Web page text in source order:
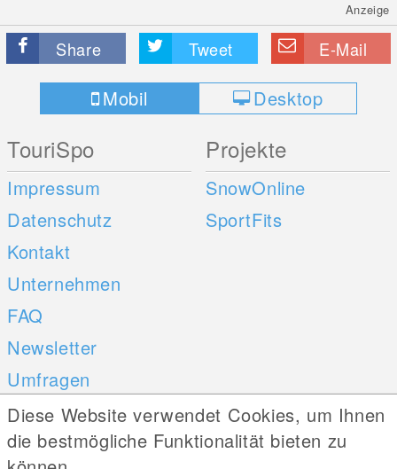
Anzeige
Share Tweet E-Mail
Mobil Desktop
TouriSpo
Impressum
Datenschutz
Kontakt
Unternehmen
FAQ
Newsletter
Umfragen
Projekte
SnowOnline
SportFits
Mobile Apps Social Web
Diese Website verwendet Cookies, um Ihnen
die bestmögliche Funktionalität bieten zu